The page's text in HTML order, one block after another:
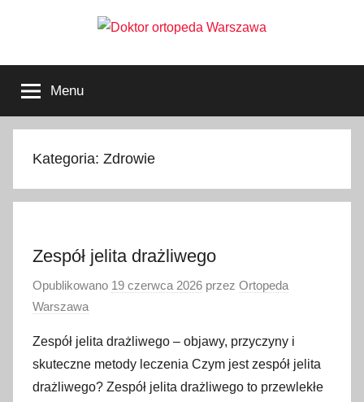
Doktor
ortopeda
Warszawa
usg
Warszawa,
ginekolog,
urolog,
Menu
Kategoria: Zdrowie
Zespół jelita drażliwego
Opublikowano 19 czerwca 2026 przez Ortopeda
Warszawa
Zespół jelita drażliwego – objawy, przyczyny i
skuteczne metody leczenia Czym jest zespół jelita
drażliwego? Zespół jelita drażliwego to przewlekłe